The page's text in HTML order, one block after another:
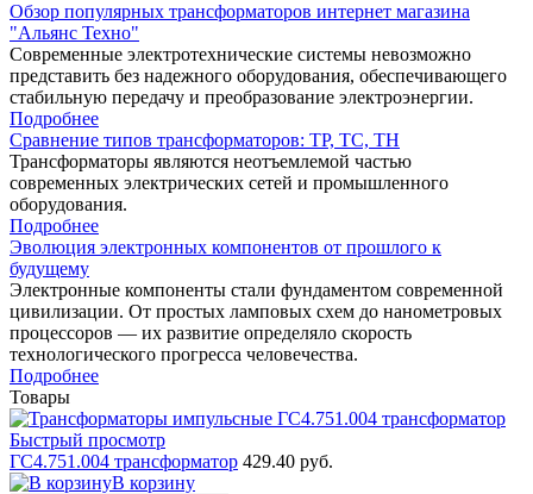
Обзор популярных трансформаторов интернет магазина
"Альянс Техно"
Современные электротехнические системы невозможно
представить без надежного оборудования, обеспечивающего
стабильную передачу и преобразование электроэнергии.
Подробнее
Сравнение типов трансформаторов: ТР, ТС, ТН
Трансформаторы являются неотъемлемой частью
современных электрических сетей и промышленного
оборудования.
Подробнее
Эволюция электронных компонентов от прошлого к
будущему
Электронные компоненты стали фундаментом современной
цивилизации. От простых ламповых схем до нанометровых
процессоров — их развитие определяло скорость
технологического прогресса человечества.
Подробнее
Товары
Быстрый просмотр
ГС4.751.004 трансформатор 429.40 руб.
В корзину